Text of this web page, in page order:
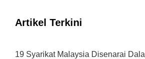
Artikel Terkini
19 Syarikat Malaysia Disenarai